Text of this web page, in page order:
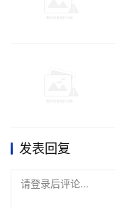
发表回复
请登录后评论...